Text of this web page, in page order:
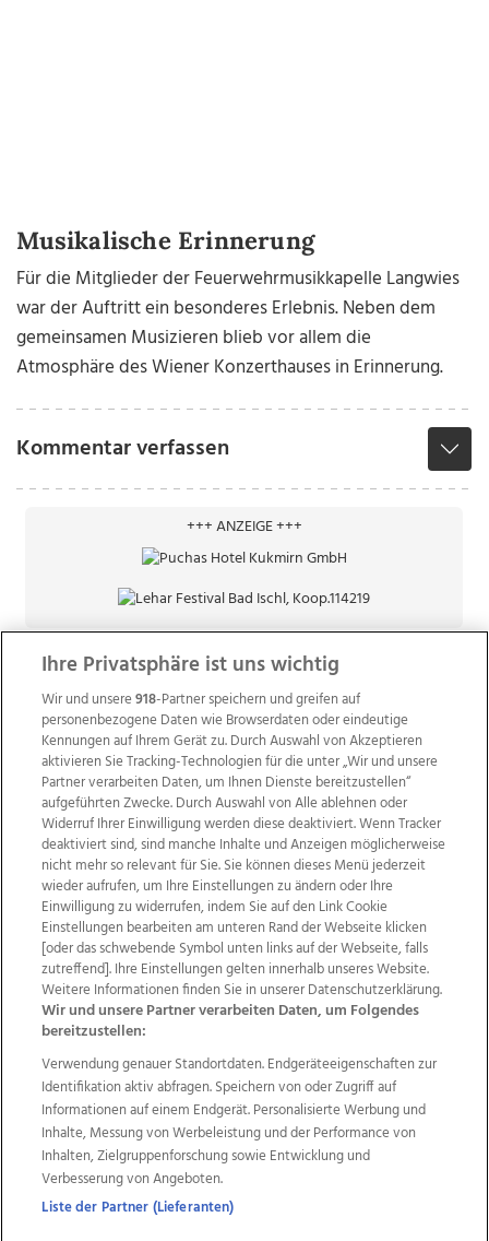
Musikalische Erinnerung
Für die Mitglieder der Feuerwehrmusikkapelle Langwies
war der Auftritt ein besonderes Erlebnis. Neben dem
gemeinsamen Musizieren blieb vor allem die
Atmosphäre des Wiener Konzerthauses in Erinnerung.
Kommentar verfassen
+++ ANZEIGE +++
Wir über uns Mediadaten Kontakt
Jobs
Datenschutz
Impressum
AGB Anzeigekunden
AGB Website
Ehrenkodex Politische Werbung
Weitere Angebote des Medienhauses Wimmer
TV1 di-mog-i.at OÖNow
Ischler Woche
Life Radio
OÖNachrichten
OÖN Immobilien
OÖN Karriere
OÖN Reise
Promenaden Galerien
Regionaljobs
wasistlos.at wirtrauern.at
Ihre Privatsphäre ist uns wichtig
Wir und unsere918-Partner speichern und greifen auf
personenbezogene Daten wie Browserdaten oder eindeutige
Kennungen auf Ihrem Gerät zu. Durch Auswahl von Akzeptieren
aktivieren Sie Tracking-Technologien für die unter „Wir und unsere
Partner verarbeiten Daten, um Ihnen Dienste bereitzustellen“
aufgeführten Zwecke. Durch Auswahl von Alle ablehnen oder
Widerruf Ihrer Einwilligung werden diese deaktiviert. Wenn Tracker
deaktiviert sind, sind manche Inhalte und Anzeigen möglicherweise
nicht mehr so relevant für Sie. Sie können dieses Menü jederzeit
wieder aufrufen, um Ihre Einstellungen zu ändern oder Ihre
Einwilligung zu widerrufen, indem Sie auf den Link Cookie
Einstellungen bearbeiten am unteren Rand der Webseite klicken
[oder das schwebende Symbol unten links auf der Webseite, falls
zutreffend]. Ihre Einstellungen gelten innerhalb unseres Website.
Weitere Informationen finden Sie in unserer Datenschutzerklärung.
Wir und unsere Partner verarbeiten Daten, um Folgendes
bereitzustellen:
Verwendung genauer Standortdaten. Endgeräteeigenschaften zur
Identifikation aktiv abfragen. Speichern von oder Zugriff auf
Informationen auf einem Endgerät. Personalisierte Werbung und
Inhalte, Messung von Werbeleistung und der Performance von
Inhalten, Zielgruppenforschung sowie Entwicklung und
Verbesserung von Angeboten.
Liste der Partner (Lieferanten)